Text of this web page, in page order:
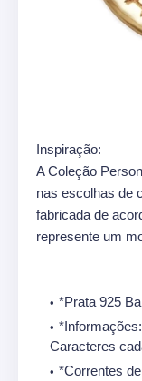
Inspiração:
A Coleção
nas escolhas de
fabricada de
represente um
*Prata 925
Caracteres
*Correntes